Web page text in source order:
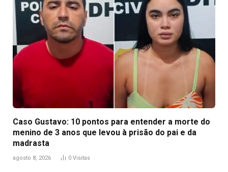
Caso Gustavo: 10 pontos para entender a morte do
menino de 3 anos que levou à prisão do pai e da
madrasta
agosto 8, 2026 0 Visitas